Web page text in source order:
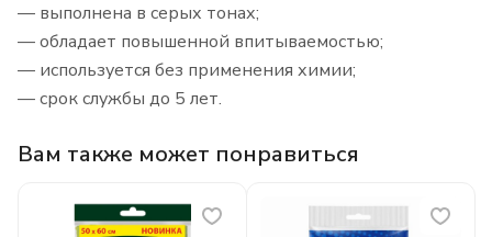
— выполнена в серых тонах;
— обладает повышенной впитываемостью;
— используется без применения химии;
— срок службы до 5 лет.
Вам также может понравиться